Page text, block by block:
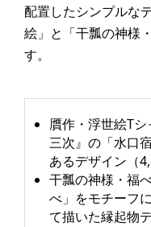
配置したシンプルな
絵」と「干瓢の神様
す。
贋作・浮世絵T
三次』の「水口
あるデザイン（
干瓢の神様・福
べ」をモチーフ
て描いた縁起物